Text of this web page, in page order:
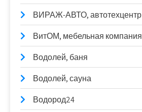
ВИРАЖ-АВТО, автотехцентр
ВитОМ, мебельная компания
Водолей, баня
Водолей, сауна
Водород24